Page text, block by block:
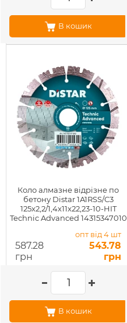
В кошик
Коло алмазне вiдрiзне по
бетону Distar 1A1RSS/C3
125x2,2/1,4x11x22,23-10-HIT
Technic Advanced 14315347010
587.28
грн
опт від 4 шт
543.78
грн
В кошик